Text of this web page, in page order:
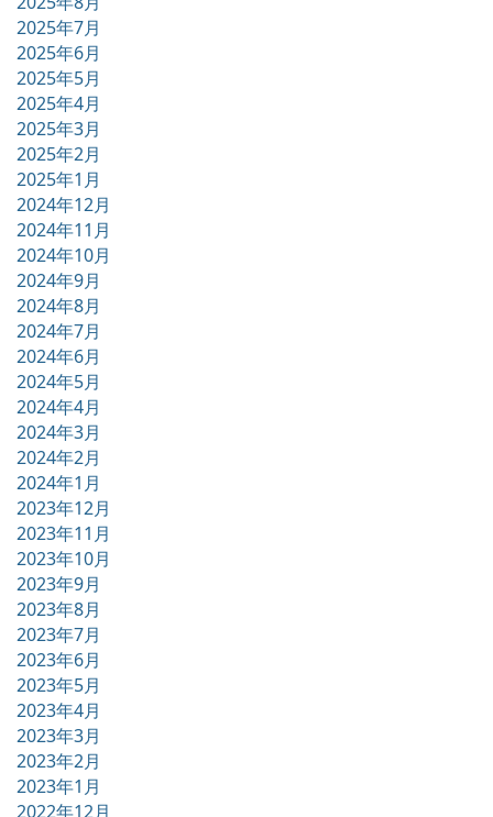
2025年7月
2025年6月
2025年5月
2025年4月
2025年3月
2025年2月
2025年1月
2024年12月
2024年11月
2024年10月
2024年9月
2024年8月
2024年7月
2024年6月
2024年5月
2024年4月
2024年3月
2024年2月
2024年1月
2023年12月
2023年11月
2023年10月
2023年9月
2023年8月
2023年7月
2023年6月
2023年5月
2023年4月
2023年3月
2023年2月
2023年1月
2022年12月